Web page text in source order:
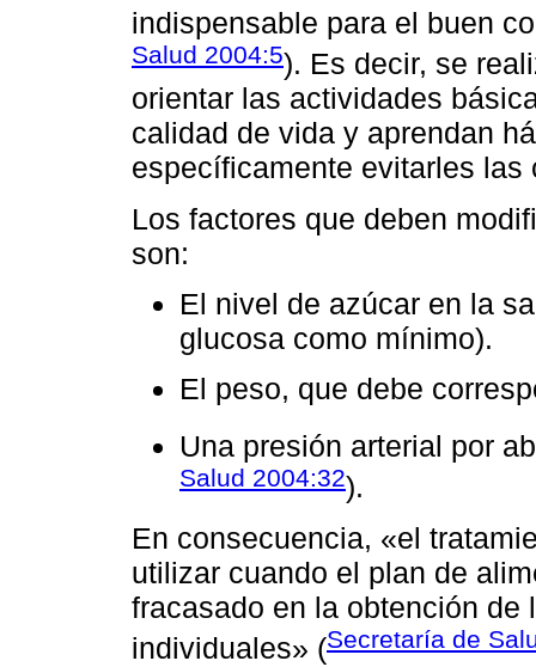
indispensable para el buen
Salud 2004:5). Es decir, se
orientar las actividades
calidad de vida y aprendan
específicamente evitarles las
Los factores que deben
son:
El nivel de azúcar en la
glucosa como mínimo).
El peso, que debe
Una presión arterial por
Salud 2004:32).
En consecuencia, «el
utilizar cuando el plan de
fracasado en la obtención de
individuales» (Secretaría de